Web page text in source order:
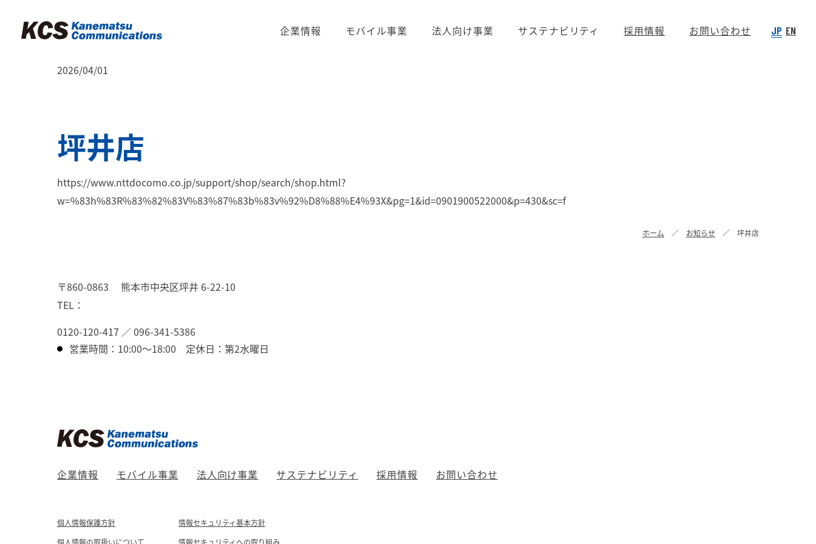
企業情報 モバイル事業 法人向け事業 サステナビリティ 採用情報 お問い合わせ JP EN
2026/04/01
坪井店
https://www.nttdocomo.co.jp/support/shop/search/shop.html?
w=%83h%83R%83%82%83V%83%87%83b%83v%92%D8%88%E4%93X&pg=1&id=0901900522000&p=430&sc=f
ホーム お知らせ 坪井店
〒860-0863
熊本市中央区坪井 6-22-10
TEL：
0120-120-417 ／096-341-5386
営業時間：10:00～18:00 定休日：第2水曜日
企業情報 モバイル事業 法人向け事業 サステナビリティ 採用情報 お問い合わせ
個人情報保護方針
情報セキュリティ基本方針
個人情報の取扱いについて
情報セキュリティへの取り組み